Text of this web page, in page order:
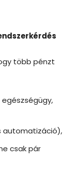
több pénzt
automatizáció),
csak pár